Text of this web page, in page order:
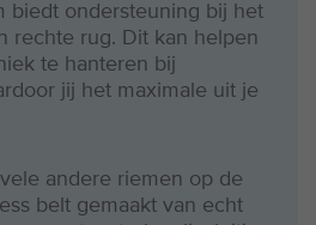
biedt ondersteuning bij het
rechte rug. Dit kan helpen
te hanteren bij
jij het maximale uit je
andere riemen op de
belt gemaakt van echt